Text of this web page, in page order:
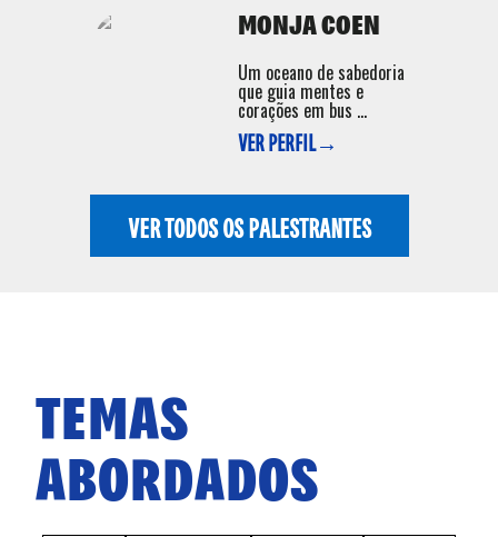
MONJA COEN
Um oceano de sabedoria
que guia mentes e
corações em bus ...
VER PERFIL→
VER TODOS OS PALESTRANTES
TEMAS
ABORDADOS